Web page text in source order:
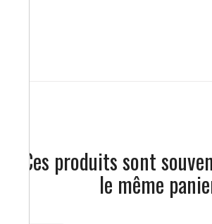
Ces produits sont
le même